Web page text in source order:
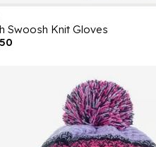
Swoosh Knit Gloves